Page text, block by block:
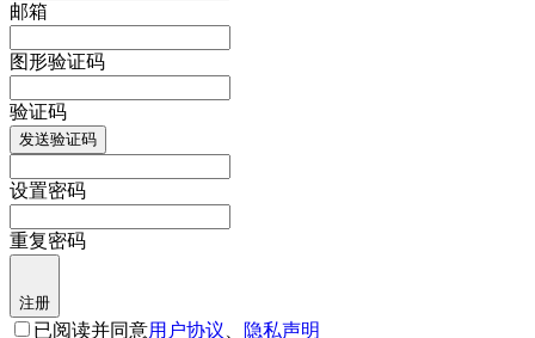
邮箱
图形验证码
验证码
发送验证码
设置密码
重复密码
注册
已阅读并同意用户协议 隐私声明